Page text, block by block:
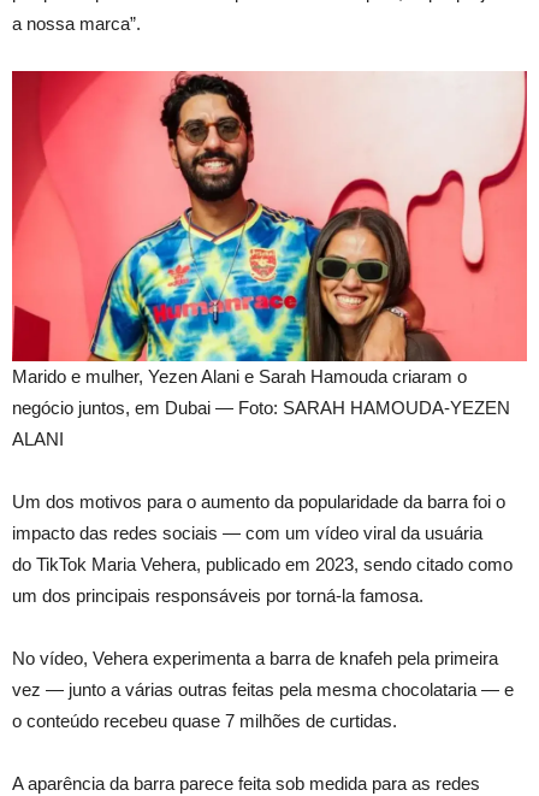
a nossa marca”.
Marido e mulher, Yezen Alani e Sarah Hamouda criaram o
negócio juntos, em Dubai — Foto: SARAH HAMOUDA-YEZEN
ALANI
Um dos motivos para o aumento da popularidade da barra foi o
impacto das redes sociais — com um vídeo viral da usuária
do TikTok Maria Vehera, publicado em 2023, sendo citado como
um dos principais responsáveis por torná-la famosa.
No vídeo, Vehera experimenta a barra de knafeh pela primeira
vez — junto a várias outras feitas pela mesma chocolataria — e
o conteúdo recebeu quase 7 milhões de curtidas.
A aparência da barra parece feita sob medida para as redes